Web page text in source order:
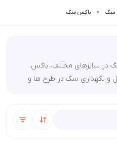
سگ باکس سگ
در سایزهای مختلف، باکس
و نگهداری سگ در طرح ها و
مرتب‌سازی
فیلتر